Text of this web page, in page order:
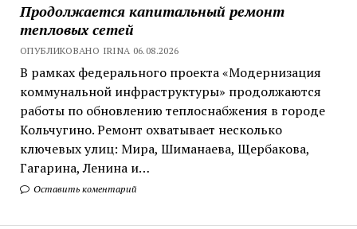
Продолжается капитальный ремонт
тепловых сетей
ОПУБЛИКОВАНО IRINA 06.08.2026
В рамках федерального проекта «Модернизация
коммунальной инфраструктуры» продолжаются
работы по обновлению теплоснабжения в городе
Кольчугино. Ремонт охватывает несколько
ключевых улиц: Мира, Шиманаева, Щербакова,
Гагарина, Ленина и…
Оставить коментарий